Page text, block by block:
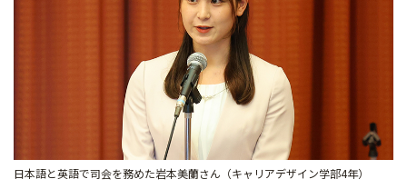
日本語と英語で司会を務めた岩本美蘭さん（キャリアデザイン学部4年）